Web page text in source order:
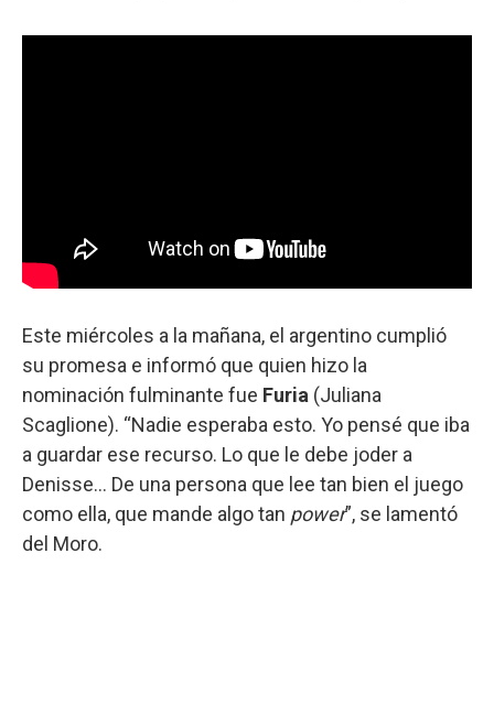
Este miércoles a la mañana, el argentino cumplió
su promesa e informó que quien hizo la
nominación fulminante fue Furia (Juliana
Scaglione). “Nadie esperaba esto. Yo pensé que iba
a guardar ese recurso. Lo que le debe joder a
Denisse... De una persona que lee tan bien el juego
como ella, que mande algo tan power”, se lamentó
del Moro.